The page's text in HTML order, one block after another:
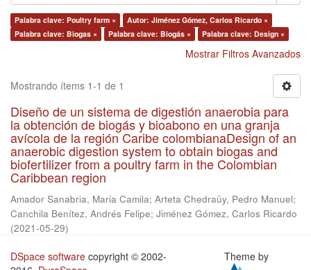
Palabra clave: Poultry farm ×
Autor: Jiménez Gómez, Carlos Ricardo ×
Palabra clave: Biogas ×
Palabra clave: Biogás × Palabra clave: Design ×
Mostrar Filtros Avanzados
Mostrando ítems 1-1 de 1
Diseño de un sistema de digestión anaerobia para
la obtención de biogás y bioabono en una granja
avícola de la región Caribe colombianaDesign of an
anaerobic digestion system to obtain biogas and
biofertilizer from a poultry farm in the Colombian
Caribbean region
Amador Sanabria, Maria Camila; Arteta Chedraüy, Pedro Manuel;
Canchila Benítez, Andrés Felipe; Jiménez Gómez, Carlos Ricardo
(2021-05-29)
DSpace software copyright © 2002-
Theme by